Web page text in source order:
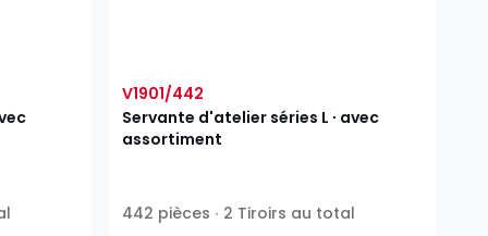
V1901/442
Servante d'atelier séries L ∙ avec
assortiment
442 pièces ∙ 2 Tiroirs au total